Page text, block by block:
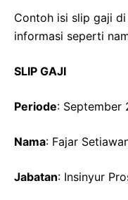
Contoh isi slip gaji di
informasi seperti
SLIP GAJI
Periode: September
Nama: Fajar
Jabatan: Insinyur